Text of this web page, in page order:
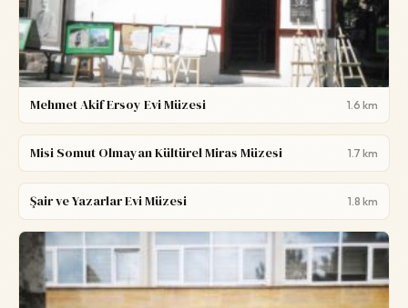
Mehmet Akif Ersoy Evi Müzesi 1.6 km
Misi Somut Olmayan Kültürel Miras Müzesi 1.7 km
Şair ve Yazarlar Evi Müzesi 1.8 km